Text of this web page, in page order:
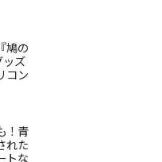
鳩の
ッズ
コン
！青
れた
トな